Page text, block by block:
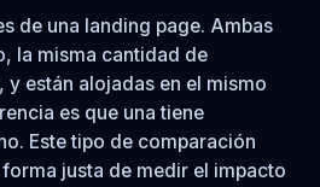
de una landing page. Ambas
la misma cantidad de
y están alojadas en el mismo
es que una tiene
Este tipo de comparación
justa de medir el impacto